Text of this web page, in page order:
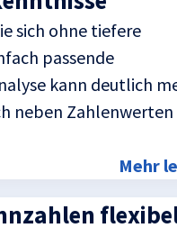
sich ohne tiefere
passende
kann deutlich
neben Zahlenwerten
Mehr